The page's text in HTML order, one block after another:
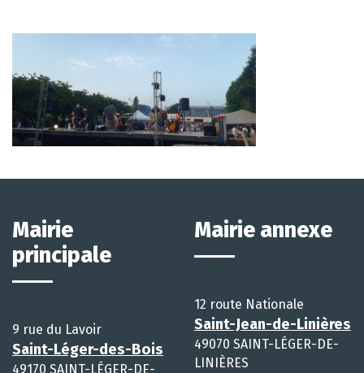
Mairie
principale
9 rue du Lavoir
Saint-Léger-des-Bois
49170 SAINT-LÉGER-DE-
Mairie annexe
12 route Nationale
Saint-Jean-de-Linières
49070 SAINT-LÉGER-DE-
LINIÈRES